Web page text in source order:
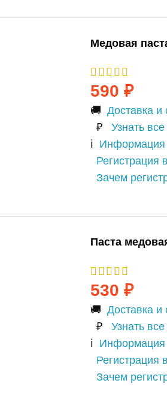
Медовая
590 ₽
🚚 Доставка и
₽ Узнать
ℹ️ Информация
Регистрация
Зачем
Паста
530 ₽
🚚 Доставка и
₽ Узнать
ℹ️ Информация
Регистрация
Зачем